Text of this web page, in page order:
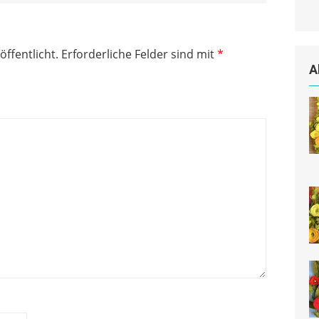
Erforderliche Felder sind mit*